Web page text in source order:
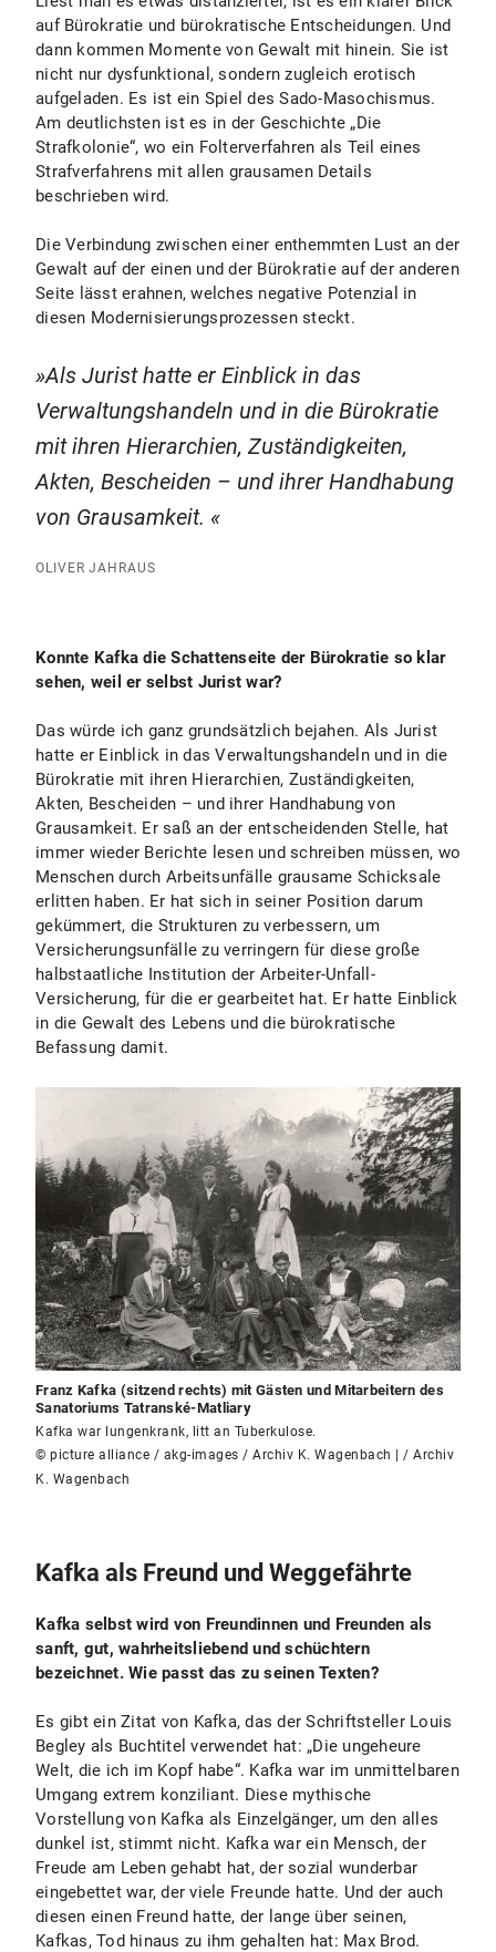
auf Bürokratie und bürokratische Entscheidungen. Und
dann kommen Momente von Gewalt mit hinein. Sie ist
nicht nur dysfunktional, sondern zugleich erotisch
aufgeladen. Es ist ein Spiel des Sado-Masochismus.
Am deutlichsten ist es in der Geschichte „Die
Strafkolonie“, wo ein Folterverfahren als Teil eines
Strafverfahrens mit allen grausamen Details
beschrieben wird.
Die Verbindung zwischen einer enthemmten Lust an der
Gewalt auf der einen und der Bürokratie auf der anderen
Seite lässt erahnen, welches negative Potenzial in
diesen Modernisierungsprozessen steckt.
Als Jurist hatte er Einblick in das
Verwaltungshandeln und in die Bürokratie
mit ihren Hierarchien, Zuständigkeiten,
Akten, Bescheiden – und ihrer Handhabung
von Grausamkeit.
OLIVER JAHRAUS
Konnte Kafka die Schattenseite der Bürokratie so klar
sehen, weil er selbst Jurist war?
Das würde ich ganz grundsätzlich bejahen. Als Jurist
hatte er Einblick in das Verwaltungshandeln und in die
Bürokratie mit ihren Hierarchien, Zuständigkeiten,
Akten, Bescheiden – und ihrer Handhabung von
Grausamkeit. Er saß an der entscheidenden Stelle, hat
immer wieder Berichte lesen und schreiben müssen, wo
Menschen durch Arbeitsunfälle grausame Schicksale
erlitten haben. Er hat sich in seiner Position darum
gekümmert, die Strukturen zu verbessern, um
Versicherungsunfälle zu verringern für diese große
halbstaatliche Institution der Arbeiter-Unfall-
Versicherung, für die er gearbeitet hat. Er hatte Einblick
in die Gewalt des Lebens und die bürokratische
Befassung damit.
Franz Kafka (sitzend rechts) mit Gästen und Mitarbeitern des
Sanatoriums Tatranské-Matliary
Kafka war lungenkrank, litt an Tuberkulose.
© picture alliance / akg-images / Archiv K. Wagenbach | / Archiv
K. Wagenbach
Kafka als Freund und Weggefährte
Kafka selbst wird von Freundinnen und Freunden als
sanft, gut, wahrheitsliebend und schüchtern
bezeichnet. Wie passt das zu seinen Texten?
Es gibt ein Zitat von Kafka, das der Schriftsteller Louis
Begley als Buchtitel verwendet hat: „Die ungeheure
Welt, die ich im Kopf habe“. Kafka war im unmittelbaren
Umgang extrem konziliant. Diese mythische
Vorstellung von Kafka als Einzelgänger, um den alles
dunkel ist, stimmt nicht. Kafka war ein Mensch, der
Freude am Leben gehabt hat, der sozial wunderbar
eingebettet war, der viele Freunde hatte. Und der auch
diesen einen Freund hatte, der lange über seinen,
Kafkas, Tod hinaus zu ihm gehalten hat: Max Brod.